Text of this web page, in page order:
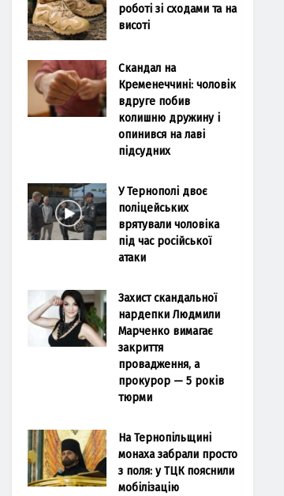
роботі зі сходами та на
висоті
Скандал на
Кременеччині: чоловік
вдруге побив
колишню дружину і
опинився на лаві
підсудних
У Тернополі двоє
поліцейських
врятували чоловіка
під час російської
атаки
Захист скандальної
нардепки Людмили
Марченко вимагає
закриття
провадження, а
прокурор — 5 років
тюрми
На Тернопільщині
монаха забрали просто
з поля: у ТЦК пояснили
мобілізацію